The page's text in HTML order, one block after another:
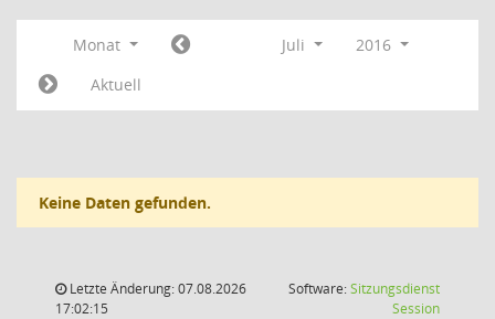
Monat Juli
2016
Aktuell
Keine Daten gefunden.
Letzte Änderung: 07.08.2026
17:02:15
Software:Sitzungsdienst
Session(Wird in